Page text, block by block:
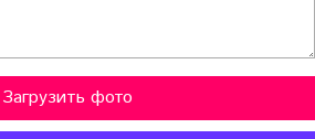
Загрузить фото